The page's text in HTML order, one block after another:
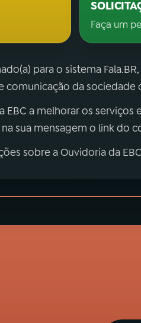
Faça um
para o sistema
comunicação da
EBC a melhorar os
sua mensagem o link do
sobre a Ouvidoria da